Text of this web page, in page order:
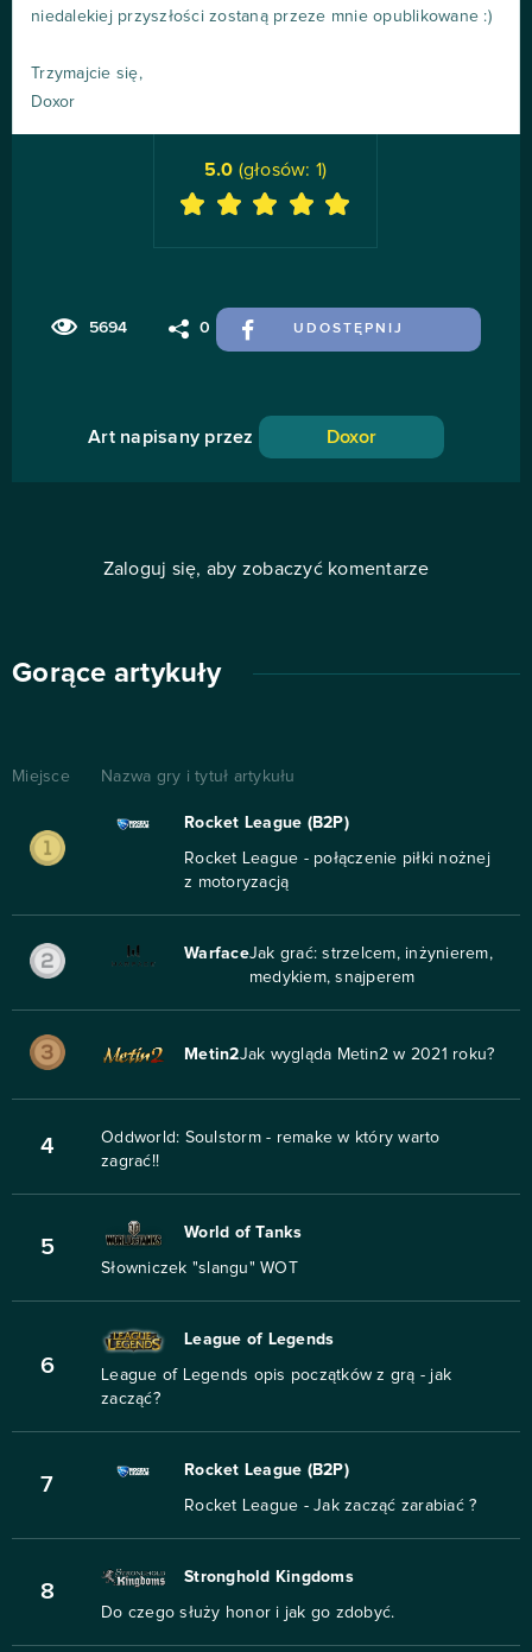
niedalekiej przyszłości zostaną przeze mnie opublikowane :)
Trzymajcie się,
Doxor
5694 0 UDOSTĘPNIJ
5.0 (głosów: 1)
Art napisany przez Doxor
Zaloguj się, aby zobaczyć komentarze
Gorące artykuły
Miejsce Nazwa gry i tytuł artykułu
Rocket League (B2P)
Rocket League - połączenie piłki nożnej
z motoryzacją
WarfaceJak grać: strzelcem, inżynierem,
medykiem, snajperem
Metin2Jak wygląda Metin2 w 2021 roku?
4
Oddworld: Soulstorm - remake w który warto
zagrać!!
5
World of Tanks
Słowniczek "slangu" WOT
6
League of Legends
League of Legends opis początków z grą - jak
zacząć?
7
Rocket League (B2P)
Rocket League - Jak zacząć zarabiać ?
8
Stronghold Kingdoms
Do czego służy honor i jak go zdobyć.